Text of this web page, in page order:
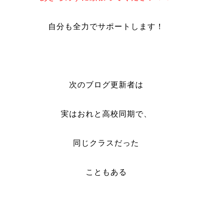
自分も全力でサポートします！
次のブログ更新者は
実はおれと高校同期で、
同じクラスだった
こともある